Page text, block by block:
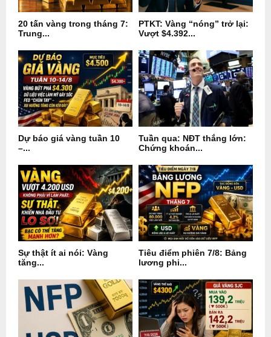
20 tấn vàng trong tháng 7:
Trung...
PTKT: Vàng “nóng” trở lại:
Vượt $4.392...
Dự báo giá vàng tuần 10
–...
Tuần qua: NĐT thắng lớn:
Chứng khoán...
Sự thật ít ai nói: Vàng
tăng...
Tiêu điểm phiên 7/8: Bảng
lương phi...